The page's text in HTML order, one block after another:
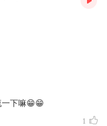
下嘛😁😁
1